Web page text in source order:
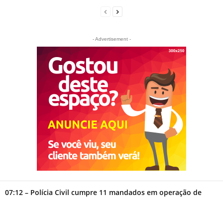
- Advertisement -
07:12 – Polícia Civil cumpre 11 mandados em operação de